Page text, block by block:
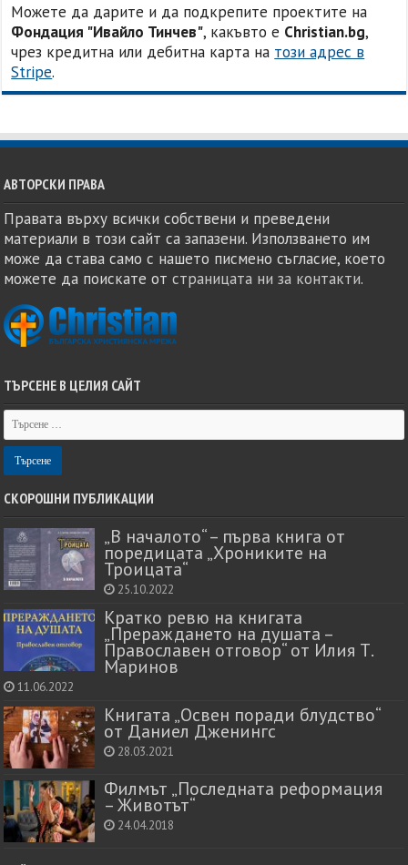
Можете да дарите и да подкрепите проектите на
Фондация "Ивайло Тинчев", какъвто е Christian.bg,
чрез кредитна или дебитна карта на този адрес в
Stripe.
АВТОРСКИ ПРАВА
Правата върху всички собствени и преведени
материали в този сайт са запазени. Използването им
може да става само с нашето писмено съгласие, което
можете да поискате отстраницата ни за контакти.
ТЪРСЕНЕ В ЦЕЛИЯ САЙТ
СКОРОШНИ ПУБЛИКАЦИИ
„В началото“ – първа книга от
поредицата „Хрониките на
Троицата“
25.10.2022
Кратко ревю на книгата
„Прераждането на душата –
Православен отговор“ от Илия Т.
Маринов
11.06.2022
Книгата „Освен поради блудство“
от Даниел Дженингс
28.03.2021
Филмът „Последната реформация
– Животът“
24.04.2018